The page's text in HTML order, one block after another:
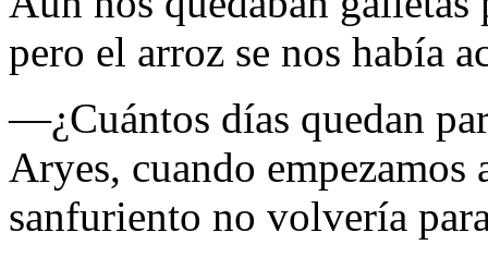
pero el arroz se nos había
—¿Cuántos días quedan
Aryes, cuando empezamos
sanfuriento no volvería